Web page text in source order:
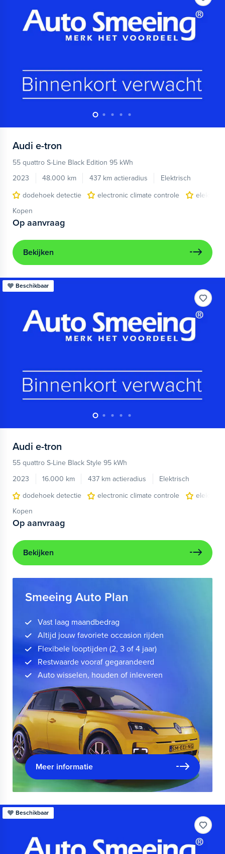
Audi e-tron
55 quattro S-Line Black Edition 95 kWh
2023
48.000 km 437 km actieradius
Elektrisch
dodehoek detectie
electronic climate controle
Kopen
Op aanvraag
Bekijken
Beschikbaar
Audi e-tron
55 quattro S-Line Black Style 95 kWh
2023
16.000 km 437 km actieradius
Elektrisch
dodehoek detectie
electronic climate controle
Kopen
Op aanvraag
Bekijken
Smeeing Auto Plan
Vast laag maandbedrag
Altijd jouw favoriete occasion rijden
Flexibele looptijden (2, 3 of 4 jaar)
Restwaarde vooraf gegarandeerd
Auto wisselen, houden of inleveren
Meer informatie
Beschikbaar